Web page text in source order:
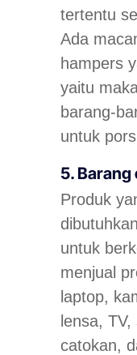
tertentu
Ada
hampers
yaitu
barang-
untuk
5.
Produk
untuk
menjual
laptop,
lensa,
catokan,